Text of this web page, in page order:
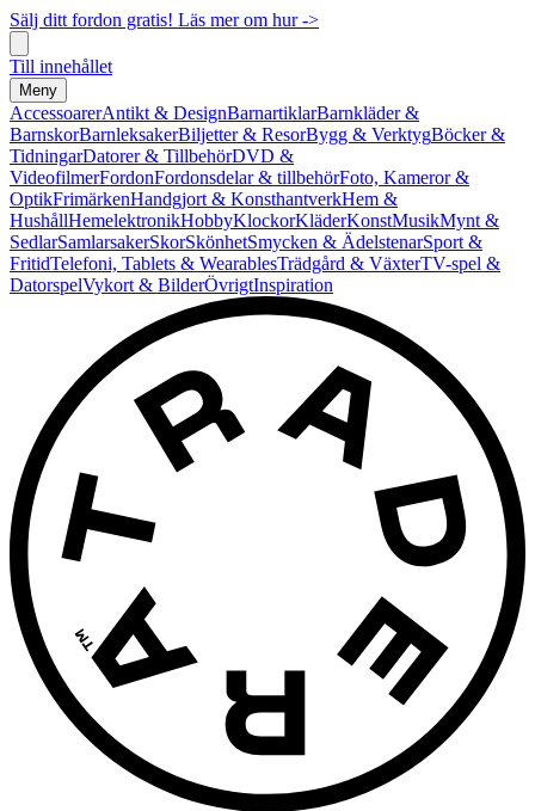
Sälj ditt fordon gratis! Läs mer om hur ->
Till innehållet
Meny
AccessoarerAntikt & DesignBarnartiklarBarnkläder &
BarnskorBarnleksakerBiljetter & ResorBygg & VerktygBöcker &
TidningarDatorer & TillbehörDVD &
VideofilmerFordonFordonsdelar & tillbehörFoto, Kameror &
OptikFrimärkenHandgjort & KonsthantverkHem &
HushållHemelektronikHobbyKlockorKläderKonstMusikMynt &
SedlarSamlarsakerSkorSkönhetSmycken & ÄdelstenarSport &
FritidTelefoni, Tablets & WearablesTrädgård & VäxterTV-spel &
DatorspelVykort & BilderÖvrigtInspiration